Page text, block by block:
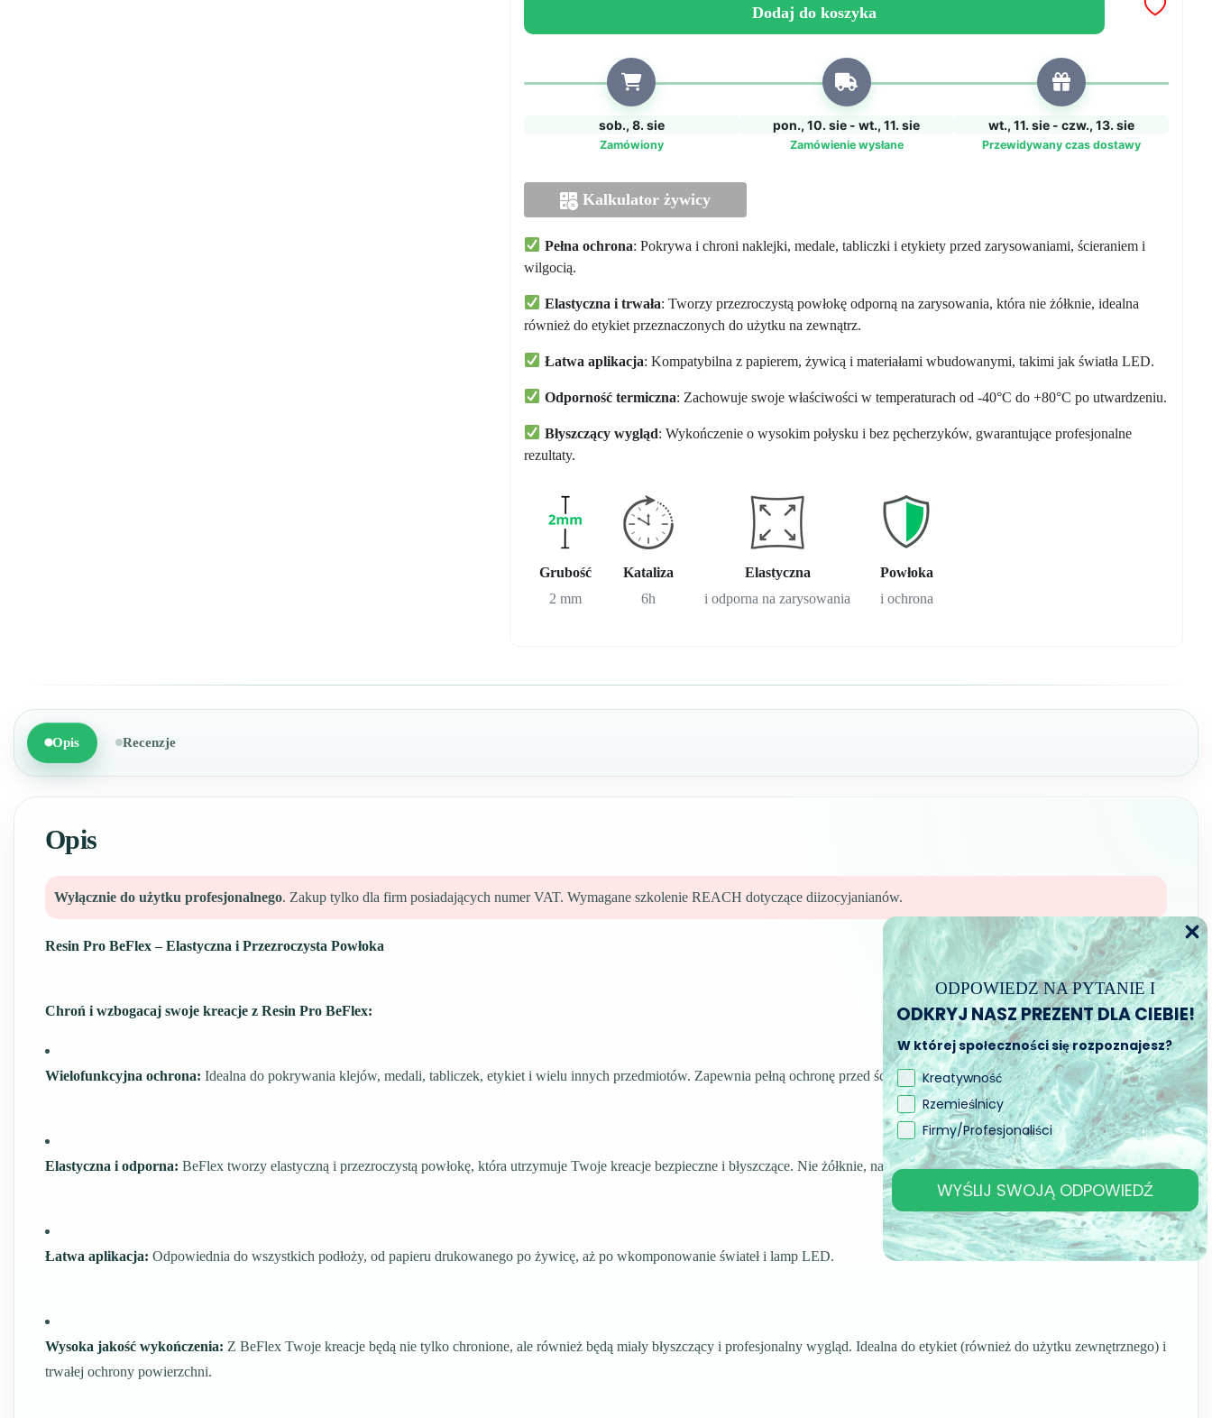
scratching
surfaces
Dodaj do koszyka
sob., 8. sie
Zamówiony
pon., 10. sie - wt., 11. sie
Zamówienie wysłane
wt., 11. sie - czw., 13. sie
Przewidywany czas dostawy
Kalkulator żywicy
Pełna ochrona: Pokrywa i chroni naklejki, medale, tabliczki i etykiety przed zarysowaniami, ścieraniem i
wilgocią.
Elastyczna i trwała: Tworzy przezroczystą powłokę odporną na zarysowania, która nie żółknie, idealna
również do etykiet przeznaczonych do użytku na zewnątrz.
Łatwa aplikacja: Kompatybilna z papierem, żywicą i materiałami wbudowanymi, takimi jak światła LED.
Odporność termiczna: Zachowuje swoje właściwości w temperaturach od -40°C do +80°C po utwardzeniu.
Błyszczący wygląd: Wykończenie o wysokim połysku i bez pęcherzyków, gwarantujące profesjonalne
rezultaty.
Grubość
2 mm
Kataliza
6h
Elastyczna
i odporna na zarysowania
Powłoka
i ochrona
Opis Recenzje
Opis
Wyłącznie do użytku profesjonalnego. Zakup tylko dla firm posiadających numer VAT. Wymagane szkolenie REACH dotyczące diizocyjanianów.
Resin Pro BeFlex – Elastyczna i Przezroczysta Powłoka
Chroń i wzbogacaj swoje kreacje z Resin Pro BeFlex:
Wielofunkcyjna ochrona: Idealna do pokrywania klejów, medali, tabliczek, etykiet i wielu innych przedmiotów. Zapewnia pełną ochronę przed ścieraniem, zadrapaniami i wilgocią
Elastyczna i odporna: BeFlex tworzy elastyczną i przezroczystą powłokę, która utrzymuje Twoje kreacje bezpieczne i błyszczące. Nie żółknie, nawet po wielu latach, i pochłania zadrapania.
Łatwa aplikacja: Odpowiednia do wszystkich podłoży, od papieru drukowanego po żywicę, aż po wkomponowanie świateł i lamp LED.
Wysoka jakość wykończenia: Z BeFlex Twoje kreacje będą nie tylko chronione, ale również będą miały błyszczący i profesjonalny wygląd. Idealna do etykiet (również do użytku zewnętrznego) i
trwałej ochrony powierzchni.
ODPOWIEDZ NA PYTANIE I
ODKRYJ NASZ PREZENT DLA CIEBIE!
W której społeczności się rozpoznajesz?
Kreatywność
Rzemieślnicy
Firmy/Profesjonaliści
WYŚLIJ SWOJĄ ODPOWIEDŹ